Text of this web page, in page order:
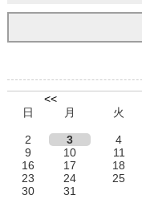
<<
日
月 火
2
3 4
9
10 11
16
17 18
23
24 25
30
31